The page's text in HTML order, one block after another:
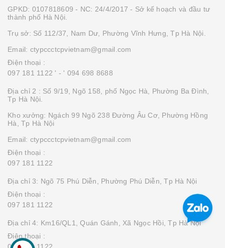
GPKD: 0107818609 - NC: 24/4/2017 - Sở kế hoạch và đầu tư
thành phố Hà Nội.
Trụ sở: Số 112/37, Nam Dư, Phường Vĩnh Hưng, Tp Hà Nội.
Email: ctypccctcpvietnam@gmail.com
Điện thoại :
097 181 1122 ' - ' 094 698 8688
Địa chỉ 2 : Số 9/19, Ngõ 158, phố Ngọc Hà, Phường Ba Đình,
Tp Hà Nội.
Kho xưởng: Ngách 99 Ngõ 238 Đường Âu Cơ, Phường Hồng
Hà, Tp Hà Nội
Email: ctypccctcpvietnam@gmail.com
Điện thoại :
097 181 1122
Địa chỉ 3: Ngõ 75 Phú Diễn, Phường Phú Diễn, Tp Hà Nội
Điện thoại :
097 181 1122
Địa chỉ 4: Km16/QL1, Quán Gánh, Xã Ngọc Hồi, Tp Hà Nội
Điện thoại :